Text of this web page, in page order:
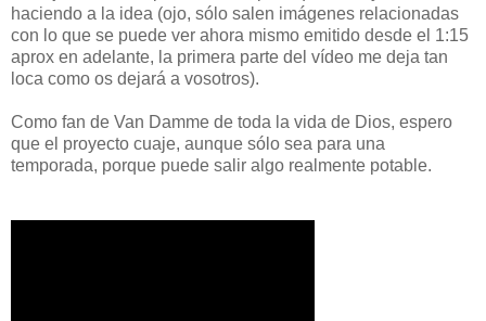
haciendo a la idea (ojo, sólo salen imágenes relacionadas
con lo que se puede ver ahora mismo emitido desde el 1:15
aprox en adelante, la primera parte del vídeo me deja tan
loca como os dejará a vosotros).
Como fan de Van Damme de toda la vida de Dios, espero
que el proyecto cuaje, aunque sólo sea para una
temporada, porque puede salir algo realmente potable.